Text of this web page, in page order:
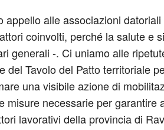
appello alle associazioni
coinvolti, perché la salute e
generali -. Ci uniamo alle
del Tavolo del Patto territoriale
una visibile azione di
misure necessarie per
lavorativi della provincia di